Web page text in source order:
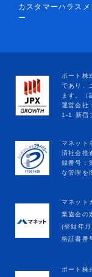
カスタマーハラス
ー
マネット
業協会の
(登録年
格証書番
ポート株